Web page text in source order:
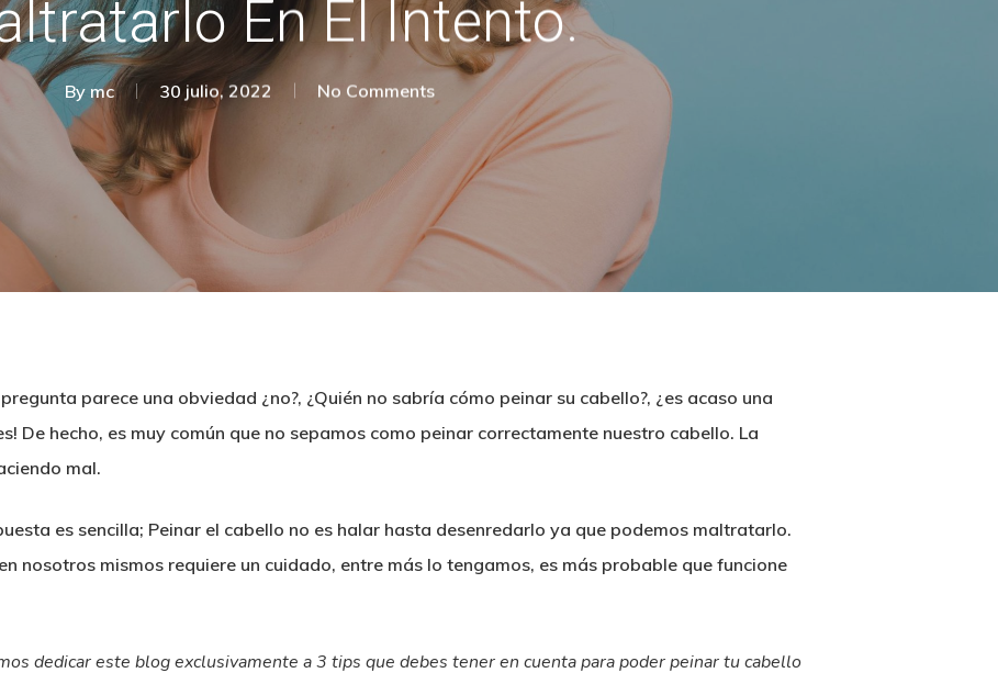
En El Intento.
By mc 30 julio, 2022 No Comments
parece una obviedad ¿no?, ¿Quién no sabría cómo peinar su cabello?, ¿es acaso una
De hecho, es muy común que no sepamos como peinar correctamente nuestro cabello. La
mal.
es sencilla; Peinar el cabello no es halar hasta desenredarlo ya que podemos maltratarlo.
nosotros mismos requiere un cuidado, entre más lo tengamos, es más probable que funcione
dedicar este blog exclusivamente a 3 tips que debes tener en cuenta para poder peinar tu cabello